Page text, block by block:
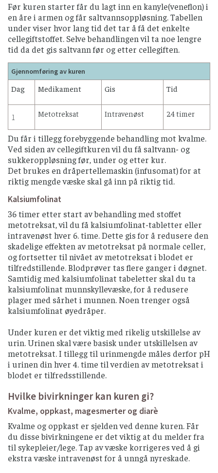
Før kuren starter får du lagt inn en kanyle(veneflon) i
en åre i armen og får saltvannsoppløsning. Tabellen
under viser hvor lang tid det tar å få det enkelte
cellegiftstoffet. Selve behandlingen vil ta noe lengre
tid da det gis saltvann før og etter cellegiften.
Gjennomføring av kuren
Dag Medikament Gis Tid
1 Metotreksat Intravenøst 24 timer
Du får i tillegg forebyggende behandling mot kvalme.
Ved siden av cellegiftkuren vil du få saltvann- og
sukkeroppløsning før, under og etter kur.
Det brukes en dråpertellemaskin (infusomat) for at
riktig mengde væske skal gå inn på riktig tid.
Kalsiumfolinat
36 timer etter start av behandling med stoffet
metotreksat, vil du få kalsiumfolinat-tabletter eller
intravenøst hver 6. time. Dette gis for å redusere den
skadelige effekten av metotreksat på normale celler,
og fortsetter til nivået av metotreksat i blodet er
tilfredstillende. Blodprøver tas flere ganger i døgnet.
Samtidig med kalsiumfolinat tabeletter skal du ta
kalsiumfolinat munnskyllevæske, for å redusere
plager med sårhet i munnen. Noen trenger også
kalsiumfolinat øyedråper.
Under kuren er det viktig med rikelig utskillelse av
urin. Urinen skal være basisk under utskillelsen av
metotreksat. I tillegg til urinmengde måles derfor pH
i urinen din hver 4. time til verdien av metotreksat i
blodet er tilfredsstillende.
Hvilke bivirkninger kan kuren gi?
Kvalme, oppkast, magesmerter og diarè
Kvalme og oppkast er sjelden ved denne kuren. Får
du disse bivirkningene er det viktig at du melder fra
til sykepleier/lege. Tap av væske korrigeres ved å gi
ekstra væske intravenøst for å unngå nyreskade.